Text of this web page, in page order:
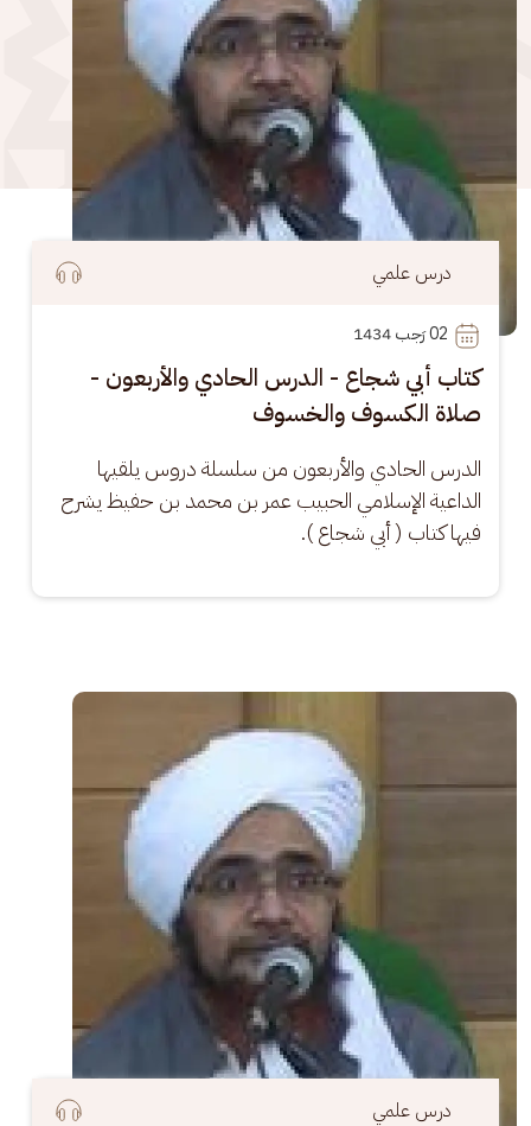
درس علمي
02 رَجب 1434
كتاب أبي شجاع - الدرس الحادي والأربعون -
صلاة الكسوف والخسوف
الدرس الحادي والأربعون من سلسلة دروس يلقيها
الداعية الإسلامي الحبيب عمر بن محمد بن حفيظ يشرح
فيها كتاب ( أبي شجاع ).
الصورة
درس علمي